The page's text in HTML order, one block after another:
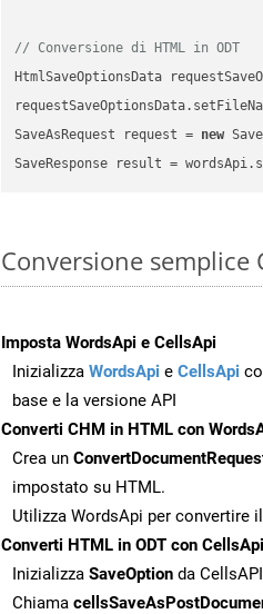
// Conversione di HTML in ODT
HtmlSaveOptionsData
SaveAsRequest request = new
Conversione semplice
Imposta WordsApi e CellsApi
Inizializza WordsApi e CellsApi
base e la versione API
Converti CHM in HTML con
Crea un
impostato su HTML.
Utilizza WordsApi per convertire
Converti HTML in ODT con CellsApi
Inizializza SaveOption da
Chiama